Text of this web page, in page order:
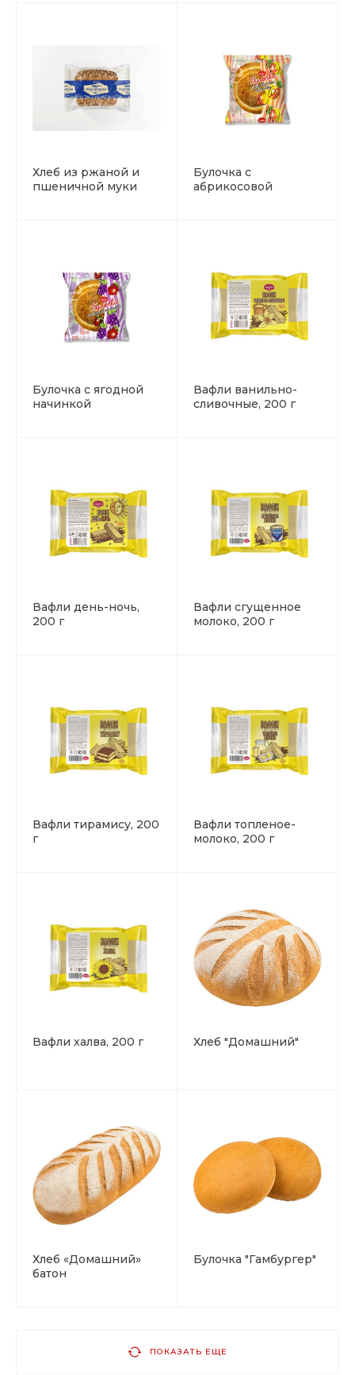
Хлеб из ржаной и
пшеничной муки
Булочка с
абрикосовой
Булочка с ягодной
начинкой
Вафли ванильно-
сливочные, 200 г
Вафли день-ночь,
200 г
Вафли сгущенное
молоко, 200 г
Вафли тирамису, 200
г
Вафли топленое-
молоко, 200 г
Вафли халва, 200 г Хлеб "Домашний"
Хлеб «Домашний»
батон
Булочка "Гамбургер"
ПОКАЗАТЬ ЕЩЕ